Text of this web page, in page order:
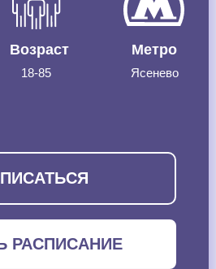
Возраст
18-85
Метро
Ясенево
РАСПИСАНИЕ